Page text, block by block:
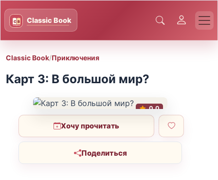
Classic Book/Приключения
Карт 3: В большой мир?
0.0
Хочу прочитать
Поделиться